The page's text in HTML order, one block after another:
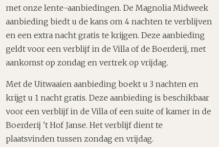
met onze lente-aanbiedingen. De Magnolia Midweek
aanbieding biedt u de kans om 4 nachten te verblijven
en een extra nacht gratis te krijgen. Deze aanbieding
geldt voor een verblijf in de Villa of de Boerderij, met
aankomst op zondag en vertrek op vrijdag.
Met de Uitwaaien aanbieding boekt u 3 nachten en
krijgt u 1 nacht gratis. Deze aanbieding is beschikbaar
voor een verblijf in de Villa of een suite of kamer in de
Boerderij 't Hof Janse. Het verblijf dient te
plaatsvinden tussen zondag en vrijdag.